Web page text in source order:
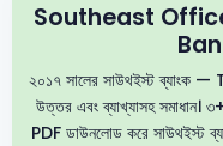
Southeast
২০১৭ সালের সাউথইস্ট ব্যাংক —
উত্তর এবং ব্যাখ্যাসহ সমাধান।
PDF ডাউনলোড করে সাউথইস্ট